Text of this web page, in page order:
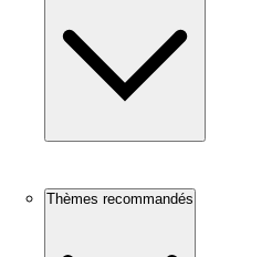
Thèmes recommandés